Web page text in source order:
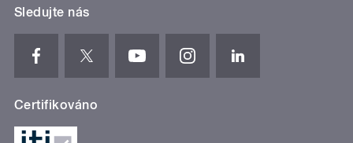
Sledujte nás
Certifikováno